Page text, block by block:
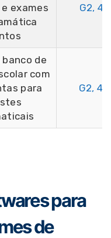
exames
G2,
banco de
com
para
G2,
para
de